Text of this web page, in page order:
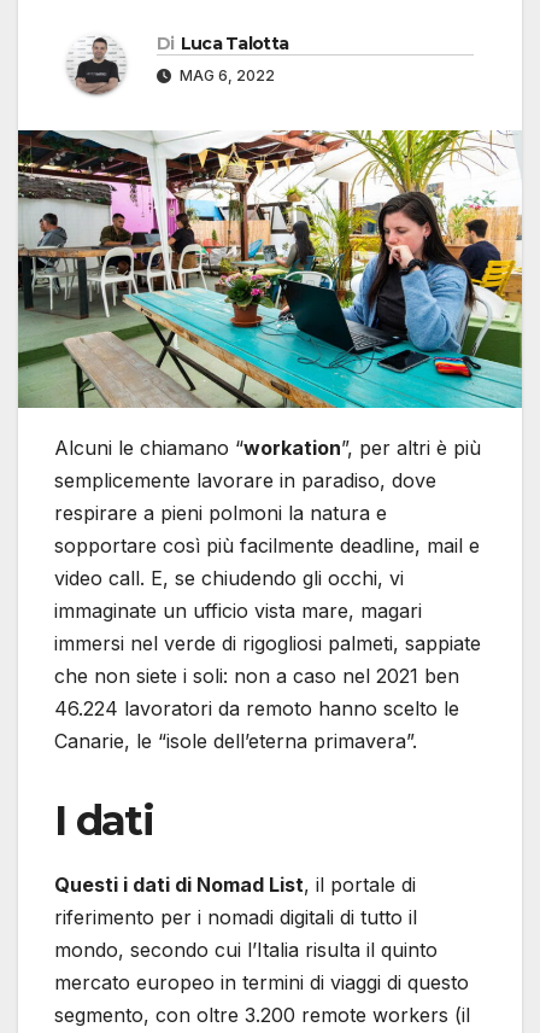
Di Luca Talotta
MAG 6, 2022
Alcuni le chiamano “workation”, per altri è più
semplicemente lavorare in paradiso, dove
respirare a pieni polmoni la natura e
sopportare così più facilmente deadline, mail e
video call. E, se chiudendo gli occhi, vi
immaginate un ufficio vista mare, magari
immersi nel verde di rigogliosi palmeti, sappiate
che non siete i soli: non a caso nel 2021 ben
46.224 lavoratori da remoto hanno scelto le
Canarie, le “isole dell’eterna primavera”.
I dati
Questi i dati di Nomad List, il portale di
riferimento per i nomadi digitali di tutto il
mondo, secondo cui l’Italia risulta il quinto
mercato europeo in termini di viaggi di questo
segmento, con oltre 3.200 remote workers (il